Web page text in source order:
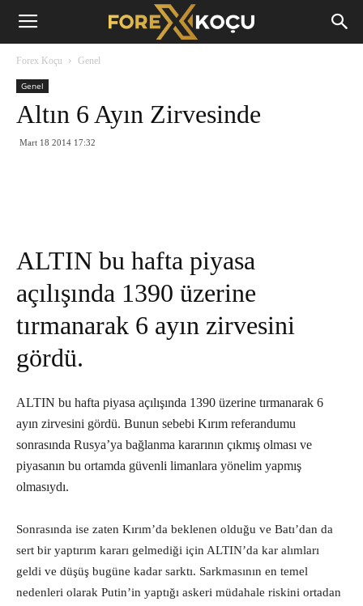
Forex
Forex Koçu Genel
Genel
Altın 6 Ayın Zirvesinde
Mart 18 2014 17:32
ALTIN bu hafta piyasa
açılışında 1390 üzerine
tırmanarak 6 ayın zirvesini
gördü.
ALTIN bu hafta piyasa açılışında 1390 üzerine tırmanarak 6
ayın zirvesini gördü. Bunun sebebi Kırım referandumu
sonrasında Rusya’ya bağlanma kararının çıkmış olması ve
piyasanın bu ortamda güvenli limanlara yönelim yapmış
olmasıydı.
Sonrasında ise zaten Kırım’da beklenen olduğu ve Batı’dan da
sert bir yaptırım kararı gelmediği için ALTIN’da kar alımları
geldi ve düşüş bugüne kadar sarktı. Sarkmasının en temel
nedenleri olarak Putin’in yaptığı askeri müdahale riskini ortadan